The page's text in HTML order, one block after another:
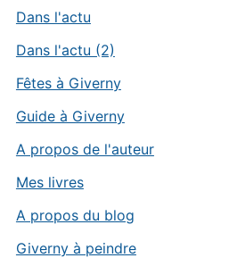
Dans l'actu
Dans l'actu (2)
Fêtes à Giverny
Guide à Giverny
A propos de l'auteur
Mes livres
A propos du blog
Giverny à peindre